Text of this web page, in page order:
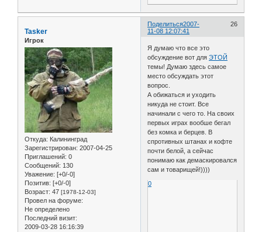
Поделиться 26
2007-
11-08 12:07:41
Tasker
Игрок
Откуда: Калининград
Зарегистрирован: 2007-04-25
Приглашений: 0
Сообщений: 130
Уважение: [+0/-0]
Позитив: [+0/-0]
Возраст: 47 [1978-12-03]
Провел на форуме:
Не определено
Последний визит:
2009-03-28 16:16:39
Я думаю что все это
обсуждение вот дляЭТОЙ
темы! Думаю здесь самое
место обсуждать этот
вопрос.
А обижаться и уходить
никуда не стоит. Все
начинали с чего то. На своих
первых играх вообше бегал
без комка и берцев. В
спротивных штанах и кофте
почти белой, а сейчас
понимаю как демаскировался
сам и товарищей!))))
0